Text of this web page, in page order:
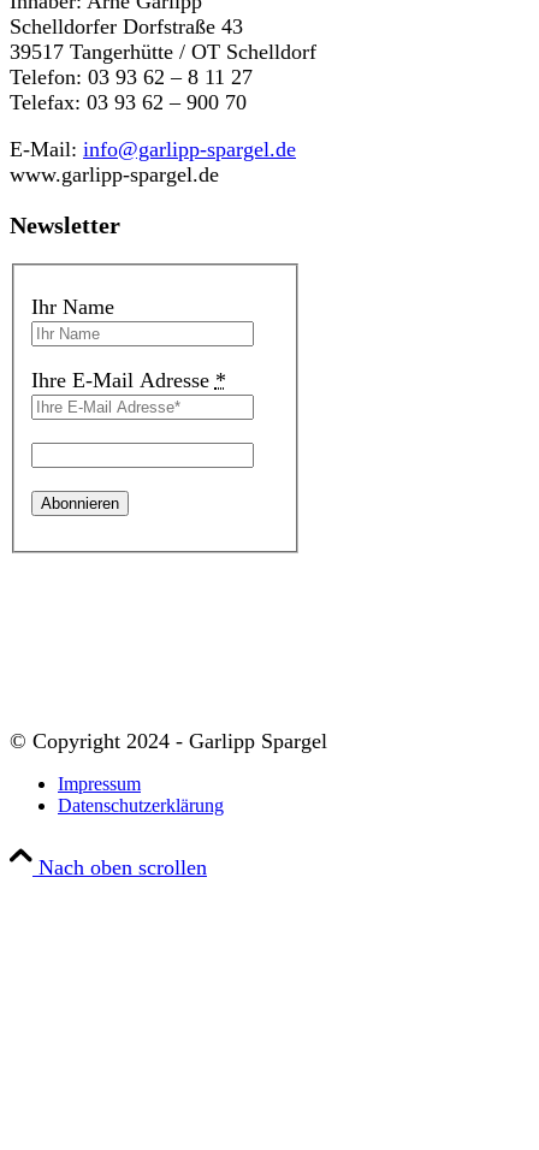
Schelldorfer Dorfstraße 43
39517 Tangerhütte / OT Schelldorf
Telefon: 03 93 62 – 8 11 27
Telefax: 03 93 62 – 900 70
E-Mail: info@garlipp-spargel.de
www.garlipp-spargel.de
Newsletter
Ihr Name
Ihre E-Mail Adresse *
© Copyright 2024 - Garlipp Spargel
Impressum
Datenschutzerklärung
Nach oben scrollen